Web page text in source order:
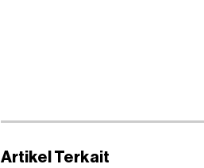
Artikel Terkait